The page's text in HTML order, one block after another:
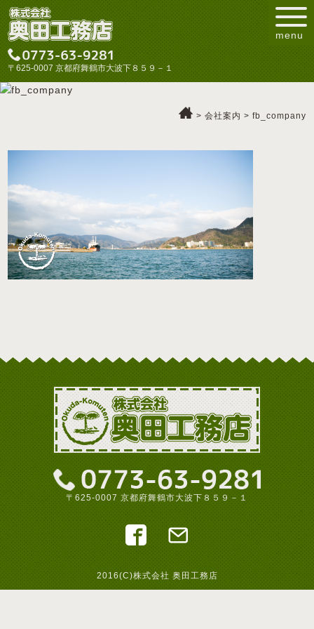
〒625-0007 京都府舞鶴市大波下８５９－１
menu
> 会社案内 > fb_company
〒625-0007 京都府舞鶴市大波下８５９－１
2016(C)株式会社 奥田工務店